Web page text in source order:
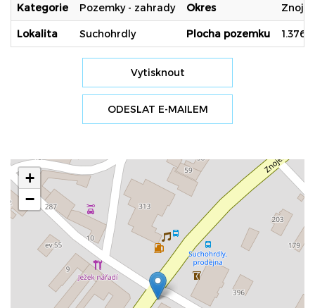
Kategorie Pozemky - zahrady Okres
Lokalita Suchohrdly Plocha pozemku 1.376
Vytisknout
ODESLAT E-MAILEM
+
−